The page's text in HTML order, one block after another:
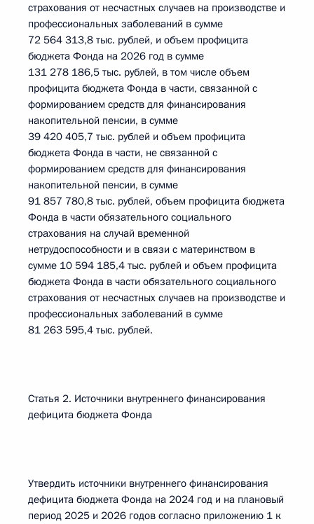
страхования от несчастных случаев на производстве и
профессиональных заболеваний в сумме
72 564 313,8 тыс. рублей, и объем профицита
бюджета Фонда на 2026 год в сумме
131 278 186,5 тыс. рублей, в том числе объем
профицита бюджета Фонда в части, связанной с
формированием средств для финансирования
накопительной пенсии, в сумме
39 420 405,7 тыс. рублей и объем профицита
бюджета Фонда в части, не связанной с
формированием средств для финансирования
накопительной пенсии, в сумме
91 857 780,8 тыс. рублей, объем профицита бюджета
Фонда в части обязательного социального
страхования на случай временной
нетрудоспособности и в связи с материнством в
сумме 10 594 185,4 тыс. рублей и объем профицита
бюджета Фонда в части обязательного социального
страхования от несчастных случаев на производстве и
профессиональных заболеваний в сумме
81 263 595,4 тыс. рублей.
Статья 2. Источники внутреннего финансирования
дефицита бюджета Фонда
Утвердить источники внутреннего финансирования
дефицита бюджета Фонда на 2024 год и на плановый
период 2025 и 2026 годов согласно приложению 1 к